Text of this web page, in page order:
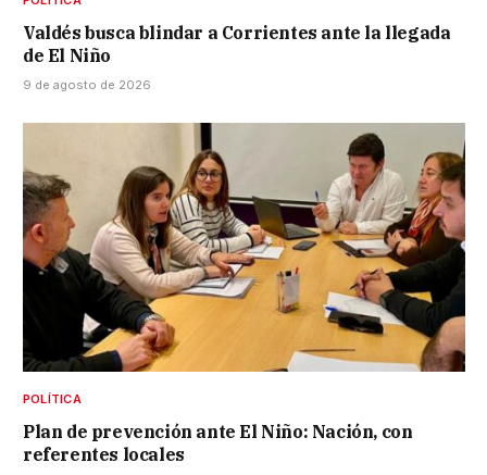
Valdés busca blindar a Corrientes ante la llegada
de El Niño
9 de agosto de 2026
POLÍTICA
Plan de prevención ante El Niño: Nación, con
referentes locales